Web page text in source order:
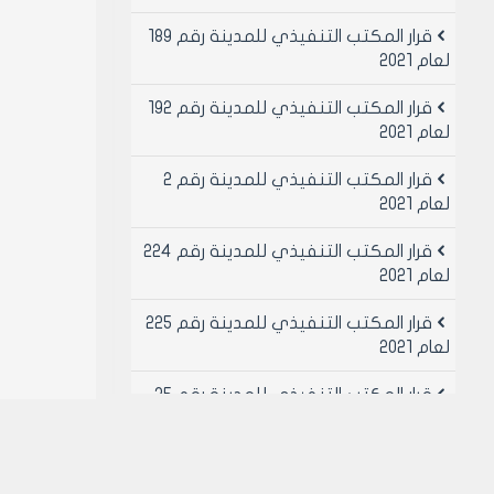
قرار المكتب التنفيذي للمدينة رقم 189
لعام 2021
قرار المكتب التنفيذي للمدينة رقم 192
لعام 2021
قرار المكتب التنفيذي للمدينة رقم 2
لعام 2021
قرار المكتب التنفيذي للمدينة رقم 224
لعام 2021
قرار المكتب التنفيذي للمدينة رقم 225
لعام 2021
قرار المكتب التنفيذي للمدينة رقم 25